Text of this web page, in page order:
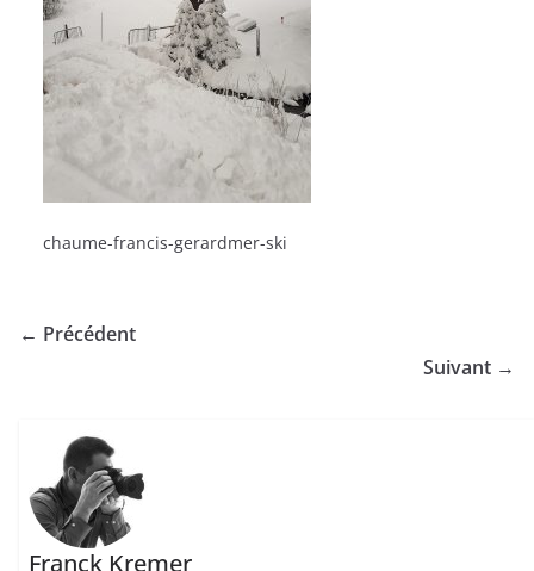
chaume-francis-gerardmer-ski
← Précédent
Suivant →
Franck Kremer